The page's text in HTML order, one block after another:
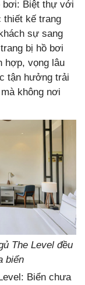
bơi: Biệt thự với
thiết kế trang
sự sang
bị hồ bơi
hợp, vọng lâu
tận hưởng trải
không nơi
The Level đều
biển
Biển chưa